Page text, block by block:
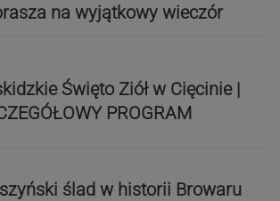
na wyjątkowy wieczór
Święto Ziół w Cięcinie |
PROGRAM
ślad w historii Browaru